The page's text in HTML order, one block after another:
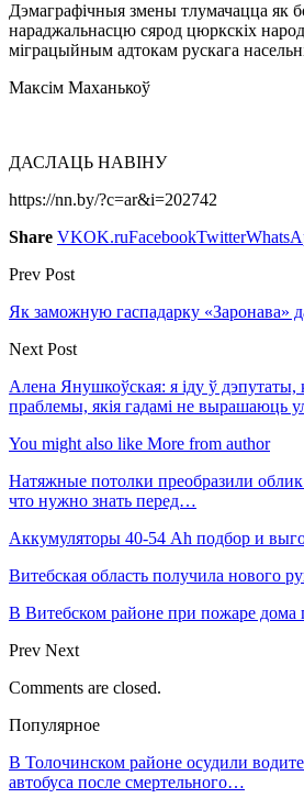
Дэмаграфічныя змены тлумачацца як
нараджальнасцю сярод цюркскіх
міграцыйным адтокам рускага
Максім Маханькоў
ДАСЛАЦЬ НАВІНУ
https://nn.by/?c=ar&i=202742
Share VKOK.ruFacebookTwitter
Prev Post
Як заможную гаспадарку «Заронава»
Next Post
Алена Янушкоўская: я іду ў
праблемы, якія гадамі не вырашаюць
You might also like More from author
Натяжные потолки преобразили
что нужно знать перед…
Аккумуляторы 40-54 Ah подбор и
Витебская область получила нового
В Витебском районе при пожаре дома
Prev Next
Comments are closed.
Популярное
В Толочинском районе осудили
автобуса после смертельного…